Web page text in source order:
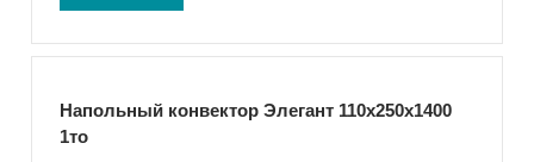
Напольный конвектор Элегант 110x250x1400
1то